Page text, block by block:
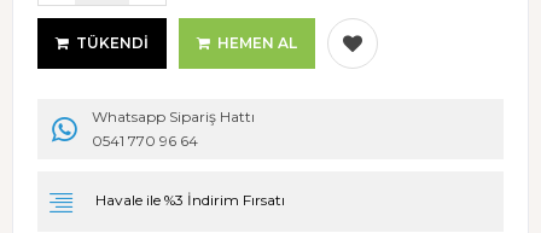
TÜKENDI HEMEN AL
Whatsapp Sipariş Hattı
0541 770 96 64
Havale ile %3 İndirim Fırsatı